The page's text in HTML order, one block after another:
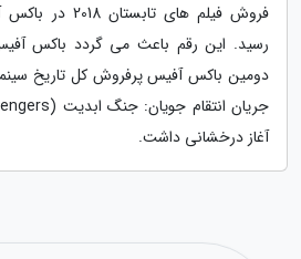
دومین باکس آفیس پرفروش کل تاریخ
آغاز درخشانی داشت.